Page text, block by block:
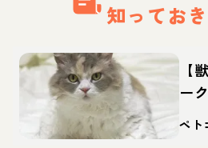
知ってお
【
ー
な
命
ペト